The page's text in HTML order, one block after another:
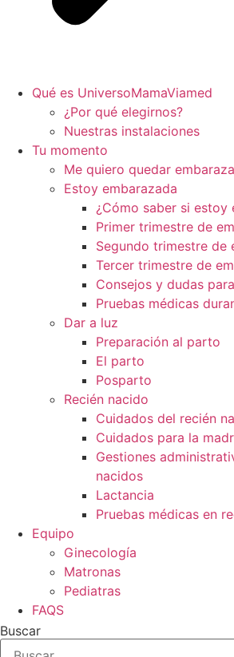
Qué es UniversoMamaViamed
¿Por qué elegirnos?
Nuestras instalaciones
Tu momento
Me quiero quedar
Estoy embarazada
¿Cómo saber si estoy
Primer trimestre de
Segundo trimestre de
Tercer trimestre de
Consejos y dudas
Pruebas médicas
Dar a luz
Preparación al parto
El parto
Posparto
Recién nacido
Cuidados del recién
Cuidados para la
Gestiones
nacidos
Lactancia
Pruebas médicas en
Equipo
Ginecología
Matronas
Pediatras
FAQS
Buscar